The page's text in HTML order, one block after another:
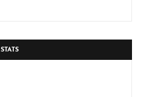
STATS